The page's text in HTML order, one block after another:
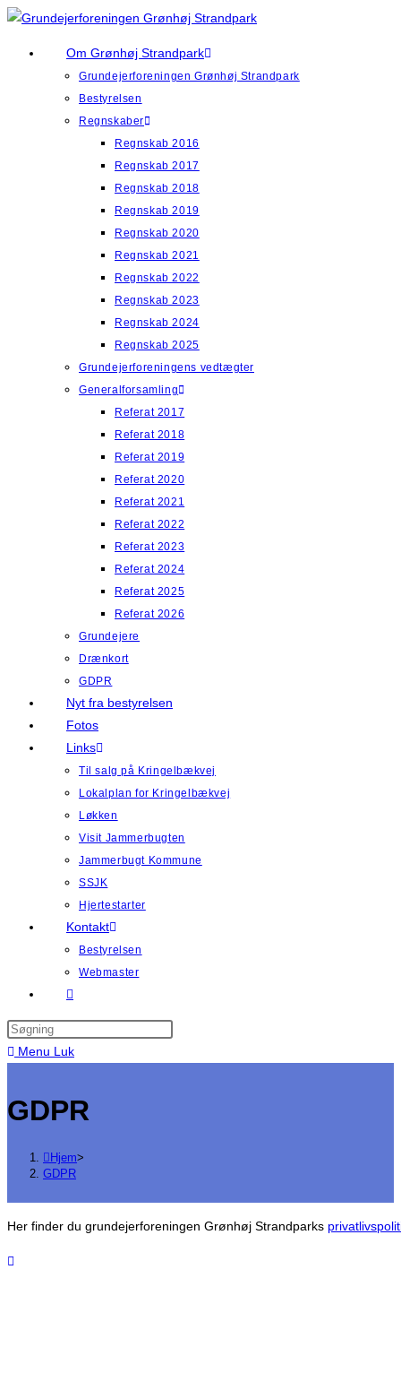
Skip
Om Grønhøj Strandpark
Grundejerforeningen Grønhøj Strandpark
Bestyrelsen
Regnskaber
Regnskab 2016
Regnskab 2017
Regnskab 2018
Regnskab 2019
Regnskab 2020
Regnskab 2021
Regnskab 2022
Regnskab 2023
Regnskab 2024
Regnskab 2025
Grundejerforeningens vedtægter
Generalforsamling
Referat 2017
Referat 2018
Referat 2019
Referat 2020
Referat 2021
Referat 2022
Referat 2023
Referat 2024
Referat 2025
Referat 2026
Grundejere
Drænkort
GDPR
Nyt fra bestyrelsen
Fotos
Links
Til salg på Kringelbækvej
Lokalplan for Kringelbækvej
Løkken
Visit Jammerbugten
Jammerbugt Kommune
SSJK
Hjertestarter
Kontakt
Bestyrelsen
Webmaster
Toggle
search
Menu Luk
GDPR
Hjem>
GDPR
Her finder du grundejerforeningen Grønhøj Strandparks